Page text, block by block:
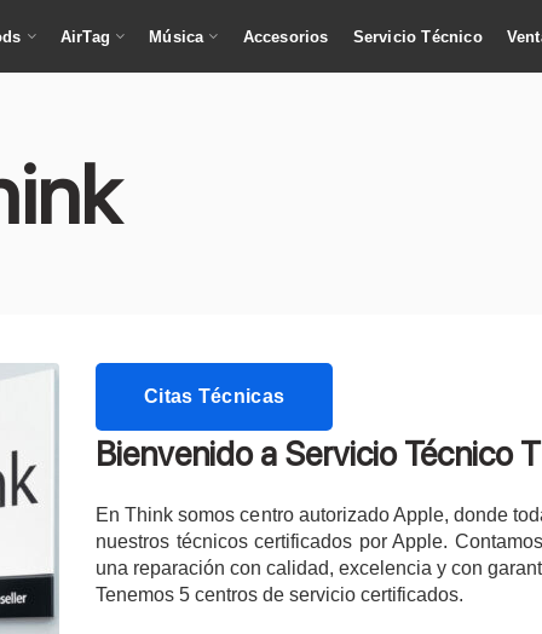
AirTag Música Accesorios Servicio Técnico
Citas Técnicas
Bienvenido a Servicio Técnico
En Think somos centro autorizado Apple, donde
nuestros técnicos certificados por Apple.
una reparación con calidad, excelencia y con
Tenemos 5 centros de servicio certificados.